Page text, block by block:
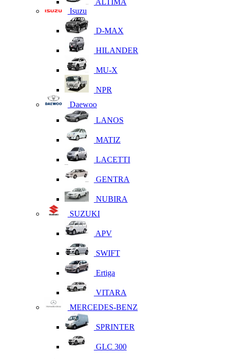
ALTIMA
Isuzu
D-MAX
HILANDER
MU-X
NPR
Daewoo
LANOS
MATIZ
LACETTI
GENTRA
NUBIRA
SUZUKI
APV
SWIFT
Ertiga
VITARA
MERCEDES-BENZ
SPRINTER
GLC 300